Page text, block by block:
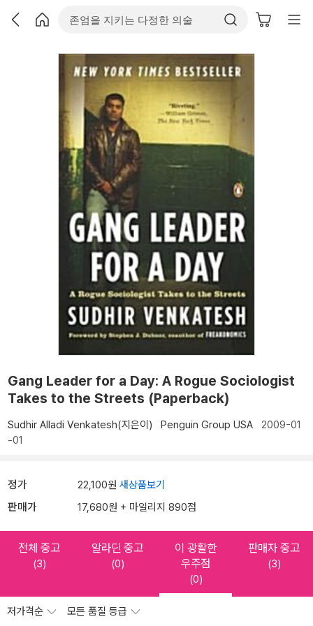
Gang Leader for a Day: A Rogue Sociologist
Takes to the Streets (Paperback)
Sudhir Alladi Venkatesh(지은이) Penguin Group USA 2009-01
-01
정가 22,100원 새상품보기
판매가 17,680원 + 마일리지 890점
전체 중고
(3)
알라딘 중고
(0)
이 광활한
우주점
(0)
판매자 중고
(3)
저가격순 모든 품질 등급